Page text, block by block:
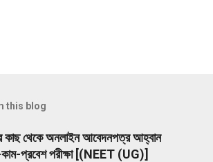
this blog
কাছ থেকে অনলাইন আবেদনপত্র আহ্বান
প্রবেশ পরীক্ষা [(NEET (UG)]